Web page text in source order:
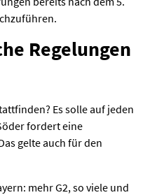
Regelungen
Es solle auf jeden
fordert eine
gelte auch für den
mehr G2, so viele und